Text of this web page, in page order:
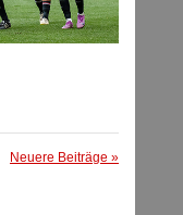
Neuere Beiträge »